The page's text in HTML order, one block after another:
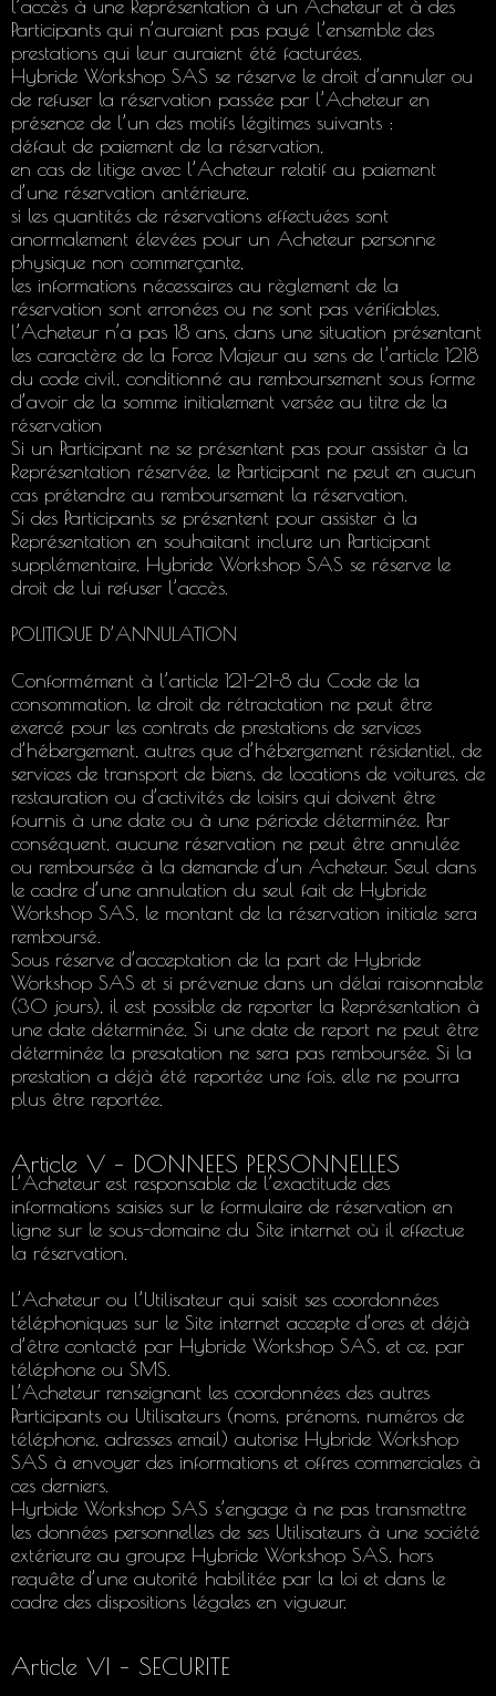
l’accès à une Représentation à un Acheteur et à des
Participants qui n’auraient pas payé l’ensemble des
prestations qui leur auraient été facturées.
Hybride Workshop SAS se réserve le droit d’annuler ou
de refuser la réservation passée par l’Acheteur en
présence de l’un des motifs légitimes suivants :
défaut de paiement de la réservation,
en cas de litige avec l’Acheteur relatif au paiement
d’une réservation antérieure,
si les quantités de réservations effectuées sont
anormalement élevées pour un Acheteur personne
physique non commerçante,
les informations nécessaires au règlement de la
réservation sont erronées ou ne sont pas vérifiables,
l’Acheteur n’a pas 18 ans, dans une situation présentant
les caractère de la Force Majeur au sens de l’article 1218
du code civil, conditionné au remboursement sous forme
d’avoir de la somme initialement versée au titre de la
réservation
Si un Participant ne se présentent pas pour assister à la
Représentation réservée, le Participant ne peut en aucun
cas prétendre au remboursement la réservation.
Si des Participants se présentent pour assister à la
Représentation en souhaitant inclure un Participant
supplémentaire, Hybride Workshop SAS se réserve le
droit de lui refuser l’accès.
POLITIQUE D’ANNULATION
Conformément à l’article 121-21-8 du Code de la
consommation, le droit de rétractation ne peut être
exercé pour les contrats de prestations de services
d’hébergement, autres que d’hébergement résidentiel, de
services de transport de biens, de locations de voitures, de
restauration ou d’activités de loisirs qui doivent être
fournis à une date ou à une période déterminée. Par
conséquent, aucune réservation ne peut être annulée
ou remboursée à la demande d’un Acheteur. Seul dans
le cadre d’une annulation du seul fait de Hybride
Workshop SAS, le montant de la réservation initiale sera
remboursé.
Sous réserve d’acceptation de la part de Hybride
Workshop SAS et si prévenue dans un délai raisonnable
(30 jours), il est possible de reporter la Représentation à
une date déterminée. Si une date de report ne peut être
déterminée la presatation ne sera pas remboursée. Si la
prestation a déjà été reportée une fois, elle ne pourra
plus être reportée.
Article V – DONNEES PERSONNELLES
L’Acheteur est responsable de l’exactitude des
informations saisies sur le formulaire de réservation en
ligne sur le sous-domaine du Site internet où il effectue
la réservation.
L’Acheteur ou l’Utilisateur qui saisit ses coordonnées
téléphoniques sur le Site internet accepte d’ores et déjà
d’être contacté par Hybride Workshop SAS, et ce, par
téléphone ou SMS.
L’Acheteur renseignant les coordonnées des autres
Participants ou Utilisateurs (noms, prénoms, numéros de
téléphone, adresses email) autorise Hybride Workshop
SAS à envoyer des informations et offres commerciales à
ces derniers.
Hyrbide Workshop SAS s’engage à ne pas transmettre
les données personnelles de ses Utilisateurs à une société
extérieure au groupe Hybride Workshop SAS, hors
requête d’une autorité habilitée par la loi et dans le
cadre des dispositions légales en vigueur.
Article VI – SECURITE